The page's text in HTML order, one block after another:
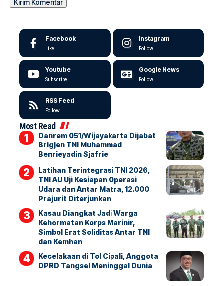
Facebook
Like
Instagram
Follow
Youtube
Subscribe
Google News
Follow
RSS Feed
Follow
Most Read
Danrem 051/Wijayakarta Dijabat
Brigjen TNI Muhammad
Benrieyadin Sjafrie
Latihan Terintegrasi TNI 2026,
TNI AU Uji Kesiapan Operasi
Udara dan Antar Matra, 12.000
Prajurit Diterjunkan
Kasau Diangkat Jadi Warga
Kehormatan Korps Marinir,
Simbol Erat Soliditas Antar TNI
dan Kemhan
Kecelakaan di Tol Cipali, Anggota
DPRD Tangsel Meninggal Dunia